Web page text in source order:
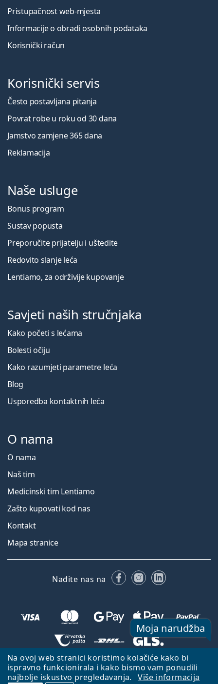
Na ovoj web stranici koristimo kolačiće kako bi
ispravno funkcionirala i kako bismo vam ponudili
najbolje iskustvo pregledavanja.
Više informacija
Moja narudžba
Pristupačnost web-mjesta
Informacije o obradi osobnih podataka
Korisnički račun
Korisnički servis
Često postavljana pitanja
Povrat robe u roku od 30 dana
Jamstvo zamjene 365 dana
Reklamacija
Naše usluge
Bonus program
Sustav popusta
Preporučite prijatelju i uštedite
Redovito slanje leća
Lentiamo, za održivije kupovanje
Savjeti naših stručnjaka
Kako početi s lećama
Bolesti očiju
Kako razumjeti parametre leća
Blog
Usporedba kontaktnih leća
O nama
O nama
Naš tim
Medicinski tim Lentiamo
Zašto kupovati kod nas
Kontakt
Mapa stranice
Nađite nas na FacebookuInstagramu
LinkedIn
Natrag na početnu stranicu
Idi gore
Lentiamo.hr je u vlasništvu i upravljanju tvrtke Lentiamo s.r.o., Češka